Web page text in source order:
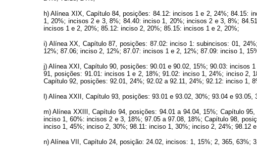
h) Alínea XIX, Capítulo 84, posições: 84.12: incisos 1 e 2, 24%; 84.15:
1, 20%; incisos 2 e 3, 8%; 84.40: inciso 1, 20%; incisos 2 e 3, 8%;
incisos 1 e 2, 20%; 85.12: inciso 2, 20%; 85.15: incisos 1 e 2, 20%;
i) Alínea XX, Capítulo 87, posições: 87.02: inciso 1: subincisos: 01,
12%; 87.06; inciso 2, 12%; 87.07: incisos 1 e 2, 12%; 87.09: inciso 1,
j) Alínea XXI, Capítulo 90, posições: 90.01 e 90.02, 15%; 90.03: incisos
91, posições: 91.01: incisos 1 e 2, 18%; 91.02: inciso 1, 24%; inciso 2,
Capítulo 92, posições: 92.01, 24%; 92.02 a 92.11, 24%; 92.12: inciso 1,
l) Alínea XXII, Capítulo 93, posições: 93.01 e 93.02, 30%; 93.04 e 93.05,
m) Alínea XXIII, Capítulo 94, posições: 94.01 a 94.04, 15%; Capítulo
inciso 1, 60%: incisos 2 e 3, 18%; 97.05 a 97.08, 18%; Capítulo 98,
inciso 1, 45%; inciso 2, 30%; 98.11: inciso 1, 30%; inciso 2, 24%; 98.12
n) Alínea VII, Capítulo 24, posição: 24.02, incisos: 1, 15%; 2, 365, 63%;